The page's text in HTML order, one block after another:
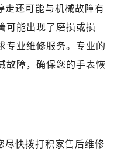
走还可能与机械故障有
可能出现了磨损或损
专业维修服务。专业的
故障，确保您的手表恢
尽快拨打积家售后维修